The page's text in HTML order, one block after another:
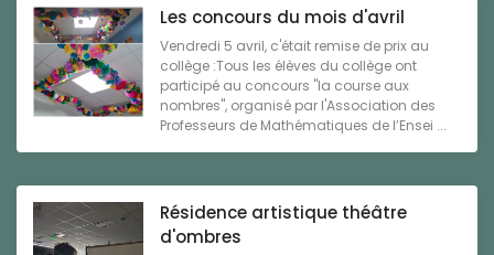
Les concours du mois d'avril
Vendredi 5 avril, c'était remise de prix au
collège :Tous les élèves du collège ont
participé au concours "la course aux
nombres", organisé par l'Association des
Professeurs de Mathématiques de l’Ensei ...
Résidence artistique théâtre
d'ombres